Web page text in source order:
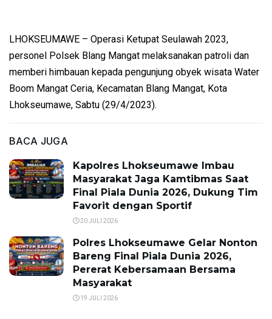
LHOKSEUMAWE – Operasi Ketupat Seulawah 2023,
personel Polsek Blang Mangat melaksanakan patroli dan
memberi himbauan kepada pengunjung obyek wisata Water
Boom Mangat Ceria, Kecamatan Blang Mangat, Kota
Lhokseumawe, Sabtu (29/4/2023).
BACA JUGA
Kapolres Lhokseumawe Imbau
Masyarakat Jaga Kamtibmas Saat
Final Piala Dunia 2026, Dukung Tim
Favorit dengan Sportif
20 JULI 2026
Polres Lhokseumawe Gelar Nonton
Bareng Final Piala Dunia 2026,
Pererat Kebersamaan Bersama
Masyarakat
19 JULI 2026